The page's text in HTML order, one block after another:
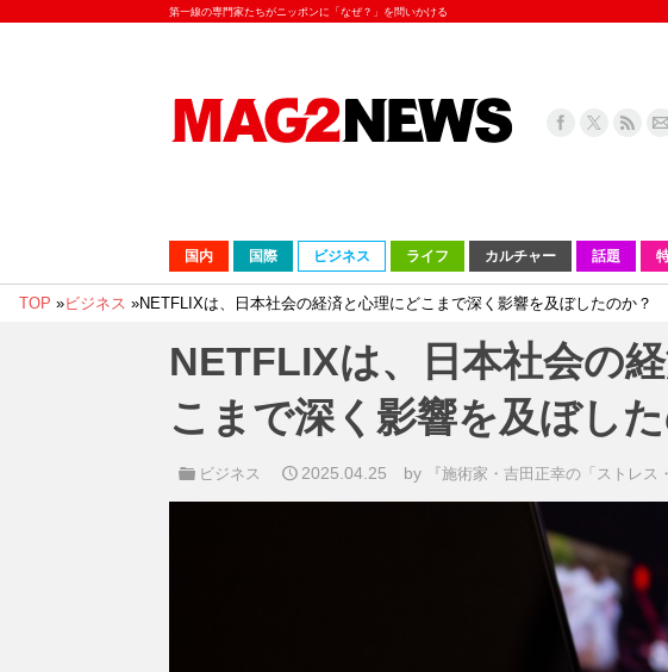
第一線の専門家たちがニッポンに「なぜ？」を問いかける
国内 国際 ビジネス ライフ カルチャー 話題
TOP »ビジネス »NETFLIXは、日本社会の経済と心理にどこまで深く影響を及ぼしたのか？
NETFLIXは、日本社会の
こまで深く影響を及ぼし
ビジネス 2025.04.25 by 『施術家・吉田正幸の「ストレス